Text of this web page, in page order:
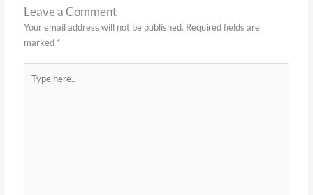
Leave a Comment
Your email address will not be published. Required fields are
marked *
here..